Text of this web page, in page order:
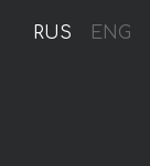
RUS ENG